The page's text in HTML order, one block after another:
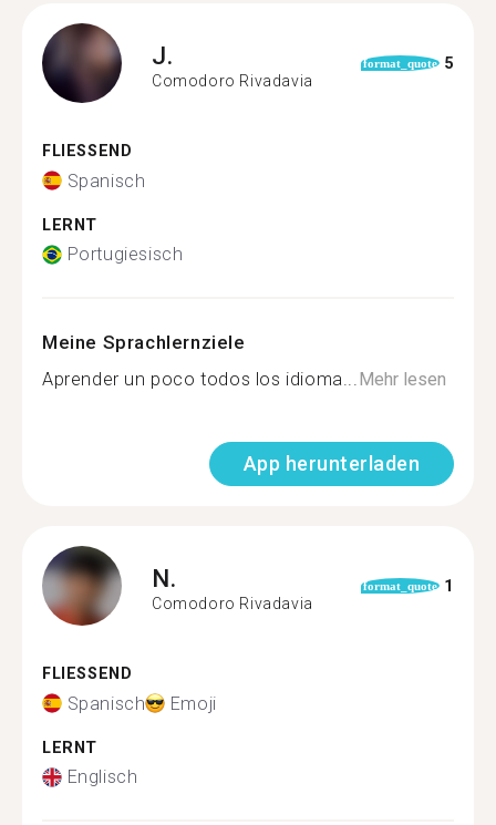
J.
Comodoro Rivadavia
format_quote 5
FLIESSEND
Spanisch
LERNT
Portugiesisch
Meine Sprachlernziele
Aprender un poco todos los idioma...Mehr lesen
App herunterladen
N.
Comodoro Rivadavia
format_quote 1
FLIESSEND
Spanisch Emoji
LERNT
Englisch